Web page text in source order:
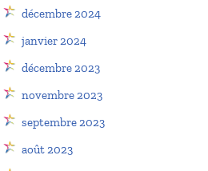
décembre 2024
janvier 2024
décembre 2023
novembre 2023
septembre 2023
août 2023